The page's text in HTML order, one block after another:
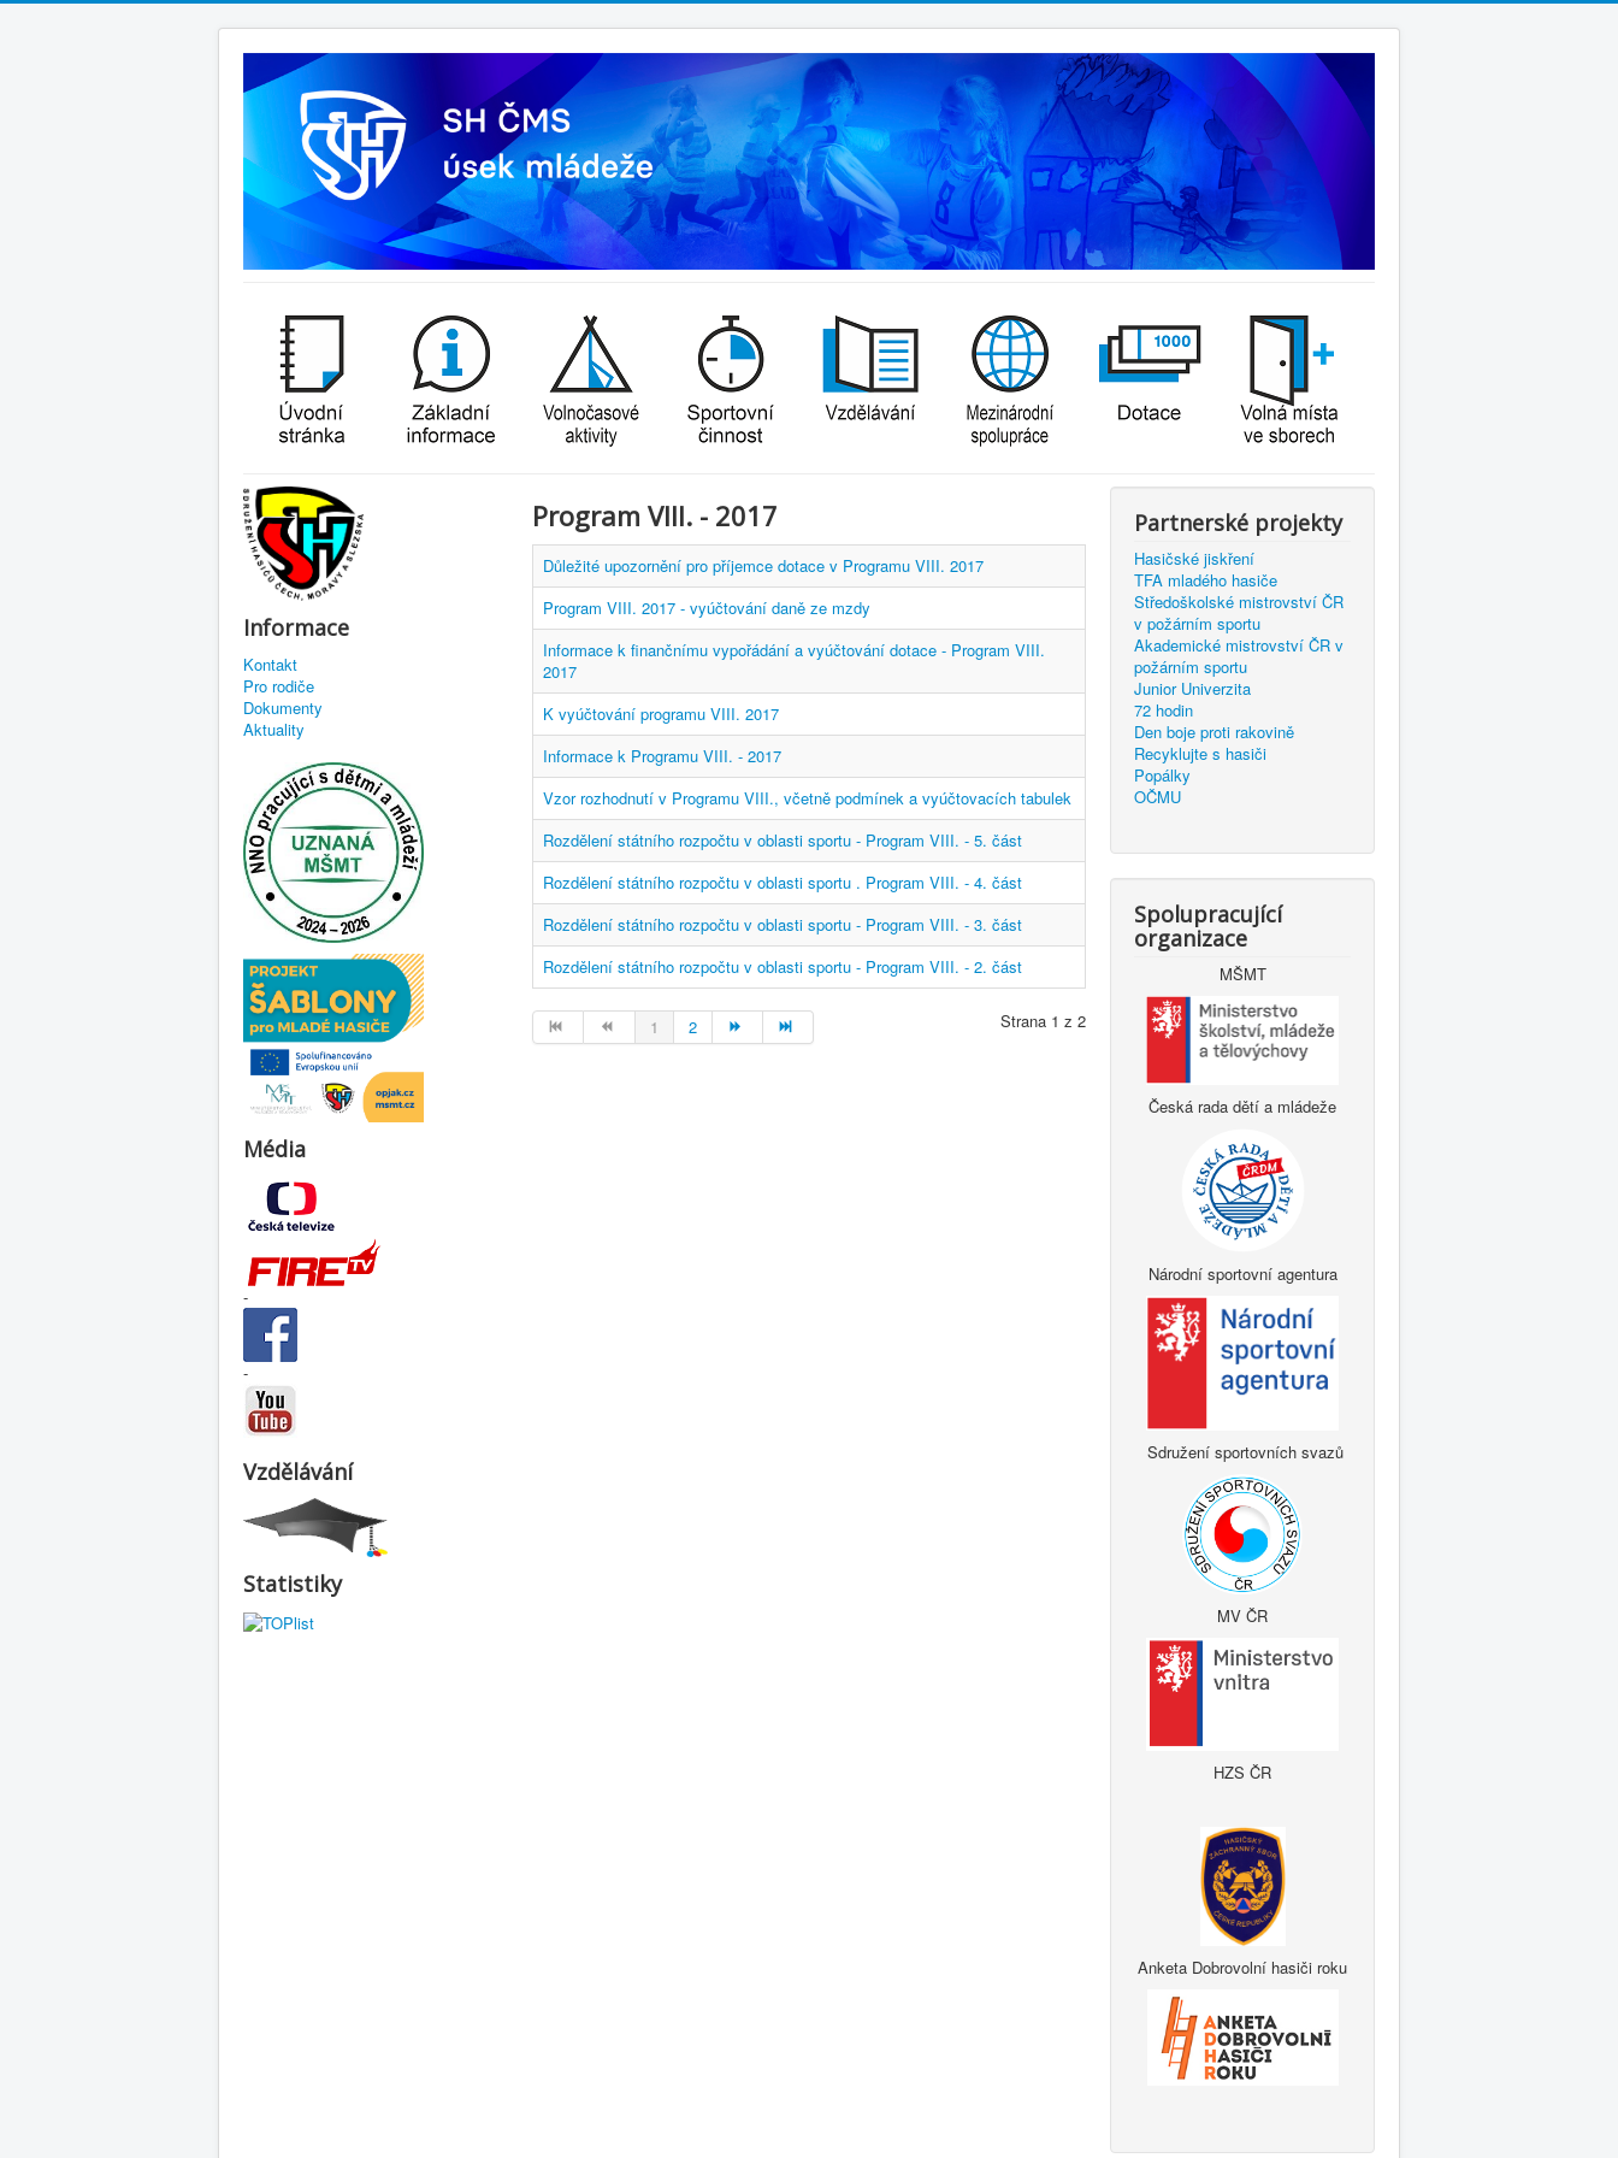
Informace
Kontakt
Pro rodiče
Dokumenty
Aktuality
Média
-
-
Vzdělávání
Statistiky
Program VIII. - 2017
Důležité upozornění pro příjemce dotace v Programu VIII. 2017
Program VIII. 2017 - vyúčtování daně ze mzdy
Informace k finančnímu vypořádání a vyúčtování dotace - Program VIII.
2017
K vyúčtování programu VIII. 2017
Informace k Programu VIII. - 2017
Vzor rozhodnutí v Programu VIII., včetně podmínek a vyúčtovacích tabulek
Rozdělení státního rozpočtu v oblasti sportu - Program VIII. - 5. část
Rozdělení státního rozpočtu v oblasti sportu . Program VIII. - 4. část
Rozdělení státního rozpočtu v oblasti sportu - Program VIII. - 3. část
Rozdělení státního rozpočtu v oblasti sportu - Program VIII. - 2. část
Strana 1 z 2
1 2
Partnerské projekty
Hasičské jiskření
TFA mladého hasiče
Středoškolské mistrovství ČR
v požárním sportu
Akademické mistrovství ČR v
požárním sportu
Junior Univerzita
72 hodin
Den boje proti rakovině
Recyklujte s hasiči
Popálky
OČMU
Spolupracující
organizace
MŠMT
Česká rada dětí a mládeže
Národní sportovní agentura
Sdružení sportovních svazů
MV ČR
HZS ČR
Anketa Dobrovolní hasiči roku